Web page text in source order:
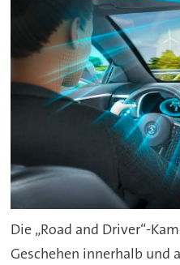
Die „Road and Driver“-
Geschehen innerhalb und